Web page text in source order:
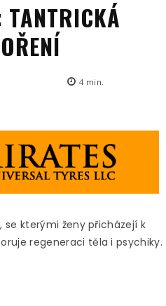
TANTRICKÁ
4 min.
kterými ženy přicházejí k
regeneraci těla i psychiky.